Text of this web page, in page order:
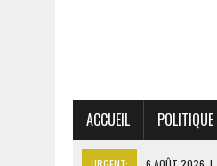
ACCUEIL POLITIQUE